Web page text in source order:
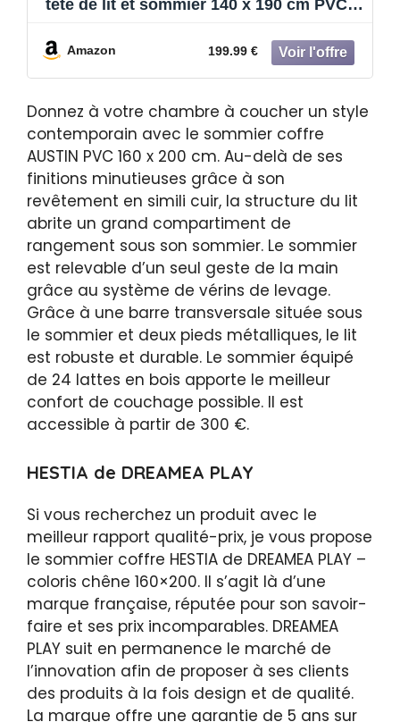
tête de lit et sommier 140 x 190 cm PVC
Amazon 199.99 €
Donnez à votre chambre à coucher un style
contemporain avec le sommier coffre
AUSTIN PVC 160 x 200 cm. Au-delà de ses
finitions minutieuses grâce à son
revêtement en simili cuir, la structure du lit
abrite un grand compartiment de
rangement sous son sommier. Le sommier
est relevable d’un seul geste de la main
grâce au système de vérins de levage.
Grâce à une barre transversale située sous
le sommier et deux pieds métalliques, le lit
est robuste et durable. Le sommier équipé
de 24 lattes en bois apporte le meilleur
confort de couchage possible. Il est
accessible à partir de 300 €.
HESTIA de DREAMEA PLAY
Si vous recherchez un produit avec le
meilleur rapport qualité-prix, je vous propose
le sommier coffre HESTIA de DREAMEA PLAY –
coloris chêne 160×200. Il s’agit là d’une
marque française, réputée pour son savoir-
faire et ses prix incomparables. DREAMEA
PLAY suit en permanence le marché de
l’innovation afin de proposer à ses clients
des produits à la fois design et de qualité.
La marque offre une garantie de 5 ans sur